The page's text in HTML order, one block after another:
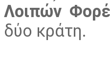
Λοιπών
δύο κράτη.